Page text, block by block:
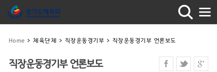
Home >체육단체 > 직장운동경기부 > 직장운동경기부 언론보도
직장운동경기부 언론보도